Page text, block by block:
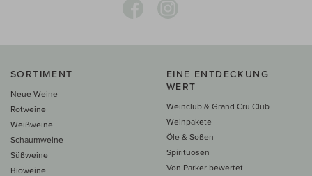
SORTIMENT
Neue Weine
Rotweine
Weißweine
Schaumweine
Süßweine
Bioweine
EINE ENTDECKUNG
WERT
Weinclub & Grand Cru Club
Weinpakete
Öle & Soßen
Spirituosen
Von Parker bewertet